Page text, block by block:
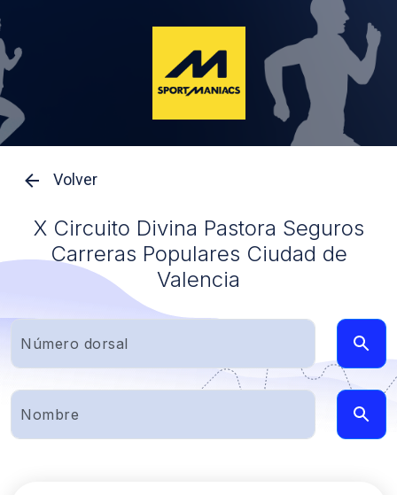
Volver
X Circuito Divina Pastora Seguros
Carreras Populares Ciudad de
Valencia